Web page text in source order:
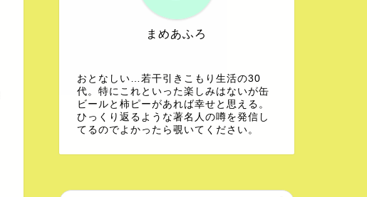
まめあふろ
おとなしい…若干引きこもり生活の30
代。特にこれといった楽しみはないが缶
ビールと柿ピーがあれば幸せと思える。
ひっくり返るような著名人の噂を発信し
てるのでよかったら覗いてください。